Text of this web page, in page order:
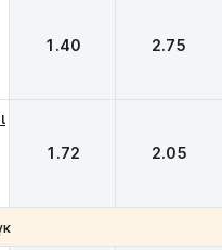
1.40 2.75
1.72 2.05